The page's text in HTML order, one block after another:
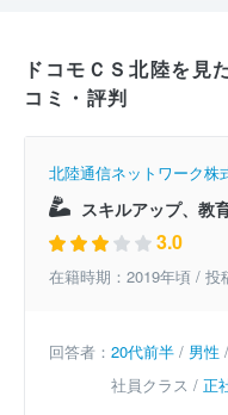
ドコモＣＳ北陸を見
コミ・評判
北陸通信ネットワーク株
スキルアップ、教
3.0
在籍時期：2019年頃 / 投
回答者： 20代前半 / 男性
社員クラス / 正